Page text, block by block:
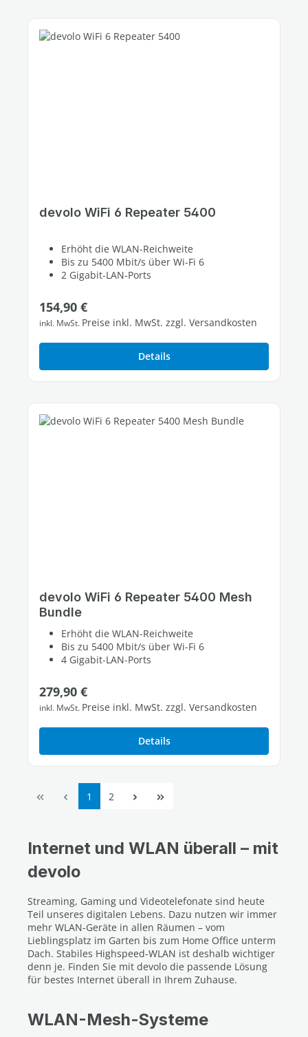
devolo WiFi 6 Repeater 5400
Erhöht die WLAN-Reichweite
Bis zu 5400 Mbit/s über Wi-Fi 6
2 Gigabit-LAN-Ports
Regulärer Preis:
154,90 €
inkl. MwSt. Preise inkl. MwSt. zzgl. Versandkosten
Details
devolo WiFi 6 Repeater 5400 Mesh
Bundle
Erhöht die WLAN-Reichweite
Bis zu 5400 Mbit/s über Wi-Fi 6
4 Gigabit-LAN-Ports
Regulärer Preis:
279,90 €
inkl. MwSt. Preise inkl. MwSt. zzgl. Versandkosten
Details
Seite
1 Seite
2
Internet und WLAN überall – mit
devolo
Streaming, Gaming und Videotelefonate sind heute
Teil unseres digitalen Lebens. Dazu nutzen wir immer
mehr WLAN-Geräte in allen Räumen – vom
Lieblingsplatz im Garten bis zum Home Office unterm
Dach. Stabiles Highspeed-WLAN ist deshalb wichtiger
denn je. Finden Sie mit devolo die passende Lösung
für bestes Internet überall in Ihrem Zuhause.
WLAN-Mesh-Systeme